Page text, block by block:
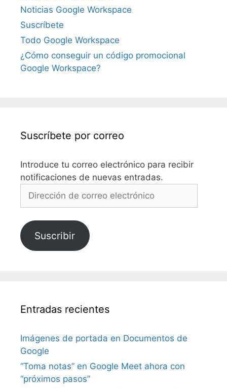
Noticias Google Workspace
Suscríbete
Todo Google Workspace
¿Cómo conseguir un código promocional
Google Workspace?
Suscríbete por correo
Introduce tu correo electrónico para recibir
notificaciones de nuevas entradas.
de
electrónico
Suscribir
Entradas recientes
Imágenes de portada en Documentos de
Google
“Toma notas” en Google Meet ahora con
“próximos pasos”